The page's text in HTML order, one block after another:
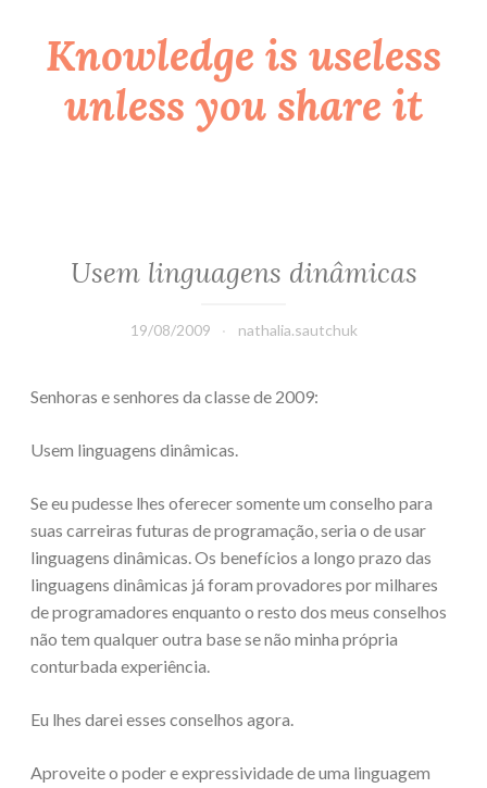
Skip
content
Knowledge is useless
unless you share it
Usem linguagens dinâmicas
19/08/2009 nathalia.sautchuk
Senhoras e senhores da classe de 2009:
Usem linguagens dinâmicas.
Se eu pudesse lhes oferecer somente um conselho para
suas carreiras futuras de programação, seria o de usar
linguagens dinâmicas. Os benefícios a longo prazo das
linguagens dinâmicas já foram provadores por milhares
de programadores enquanto o resto dos meus conselhos
não tem qualquer outra base se não minha própria
conturbada experiência.
Eu lhes darei esses conselhos agora.
Aproveite o poder e expressividade de uma linguagem